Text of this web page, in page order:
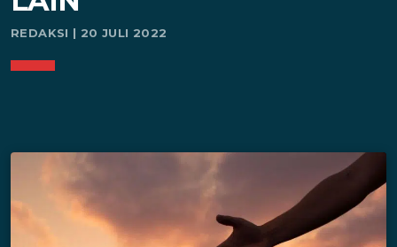
REDAKSI | 20 JULI 2022